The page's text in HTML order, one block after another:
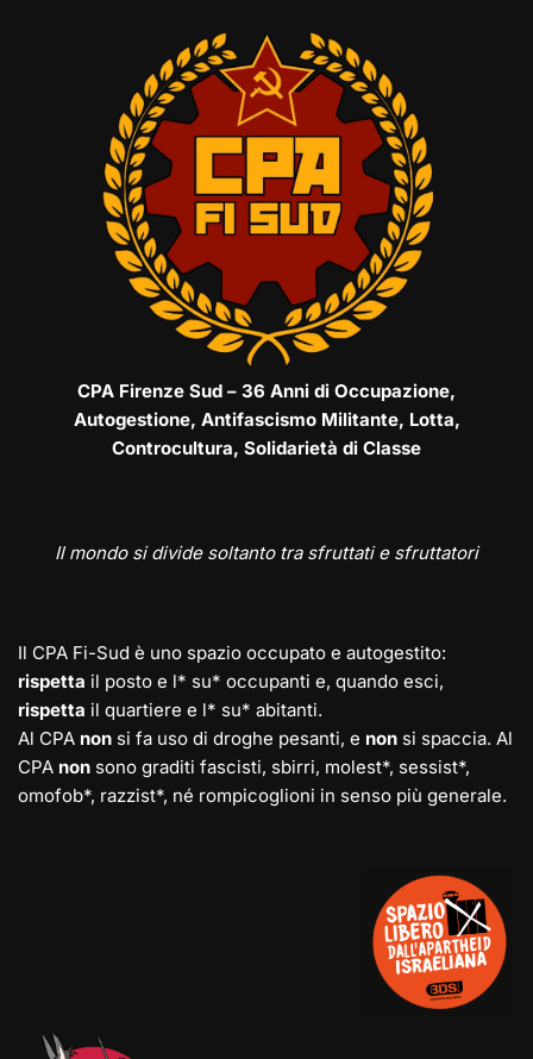
CPA Firenze Sud – 36 Anni di Occupazione,
Autogestione, Antifascismo Militante, Lotta,
Controcultura, Solidarietà di Classe
Il mondo si divide soltanto tra sfruttati e sfruttatori
Il CPA Fi-Sud è uno spazio occupato e autogestito:
rispetta il posto e l* su* occupanti e, quando esci,
rispetta il quartiere e l* su* abitanti.
Al CPA non si fa uso di droghe pesanti, e non si spaccia. Al
CPA non sono graditi fascisti, sbirri, molest*, sessist*,
omofob*, razzist*, né rompicoglioni in senso più generale.